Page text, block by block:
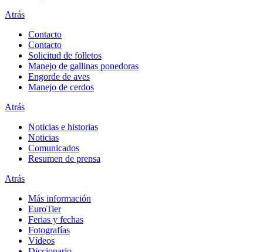
Atrás
Contacto
Contacto
Solicitud de folletos
Manejo de gallinas ponedoras
Engorde de aves
Manejo de cerdos
Atrás
Noticias e historias
Noticias
Comunicados
Resumen de prensa
Atrás
Más información
EuroTier
Ferias y fechas
Fotografías
Vídeos